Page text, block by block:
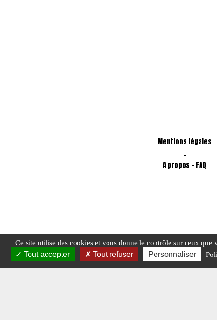
Mentions légales
-
A propos - FAQ
Ce site utilise des cookies et vous donne le contrôle sur ceux que
Tout accepter Tout refuser Personnaliser